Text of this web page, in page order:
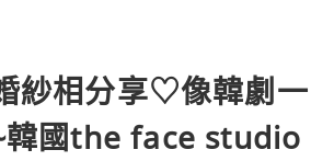
紗相分享♡像韓劇一
韓國the face studio